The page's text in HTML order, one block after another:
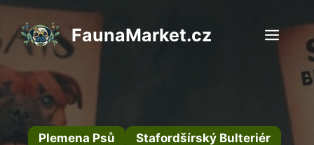
Přeskočit
obsah
FaunaMarket.cz
Plemena Psů Stafordšírský Bulteriér